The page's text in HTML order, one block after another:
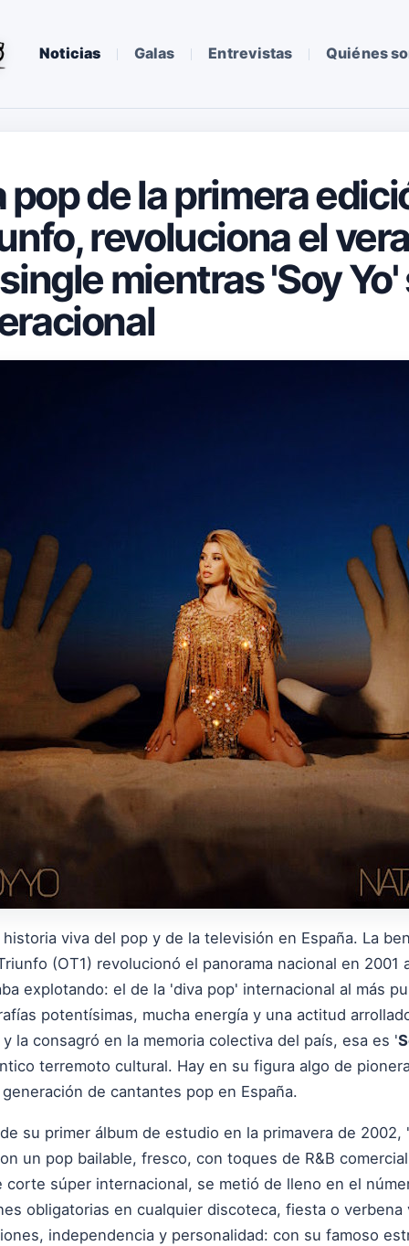
Noticias Galas Entrevistas Quiénes
pop de la primera
revoluciona el
mientras 'Soy
viva del pop y de la televisión en España. La
(OT1) revolucionó el panorama nacional en 2001
explotando: el de la 'diva pop' internacional al más
potentísimas, mucha energía y una actitud
la consagró en la memoria colectiva del país, esa es '
terremoto cultural. Hay en su figura algo de
de cantantes pop en España.
su primer álbum de estudio en la primavera de 2002, '
un pop bailable, fresco, con toques de R&B
corte súper internacional, se metió de lleno en el
obligatorias en cualquier discoteca, fiesta o verbena
independencia y personalidad: con su famoso